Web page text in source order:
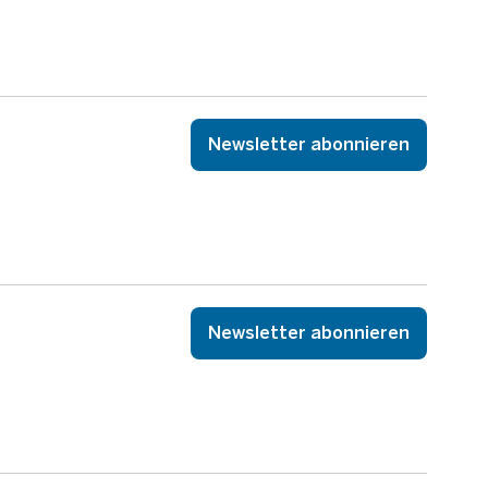
Newsletter abonnieren
Newsletter abonnieren